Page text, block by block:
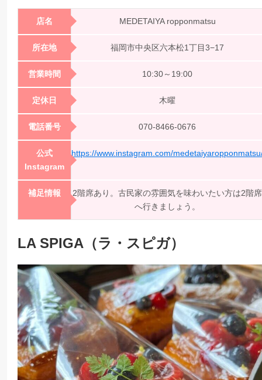
店名 MEDETAIYA ropponmatsu
所在地 福岡市中央区六本松1丁目3−17
営業時間 10:30～19:00
定休日 木曜
電話番号 070-8466-0676
公式
Instagram
https://www.instagram.com/
補足情報
2階席あり。古民家の雰囲気を味わいたい方は2階席
へ行きましょう。
LA SPIGA（ラ・スピガ）